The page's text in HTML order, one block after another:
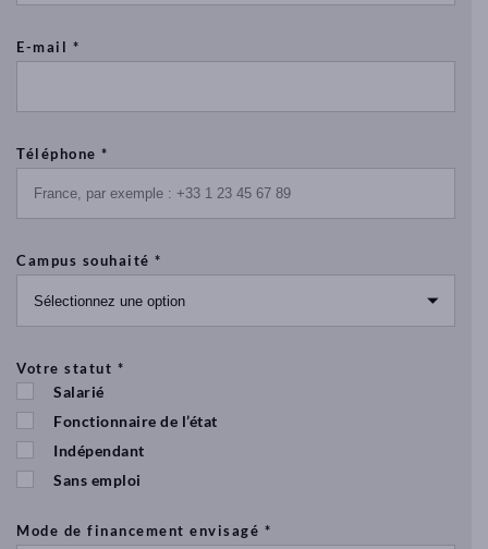
E-mail *
Téléphone *
Campus souhaité *
Votre statut *
Salarié
Fonctionnaire de l’état
Indépendant
Sans emploi
Mode de financement envisagé *